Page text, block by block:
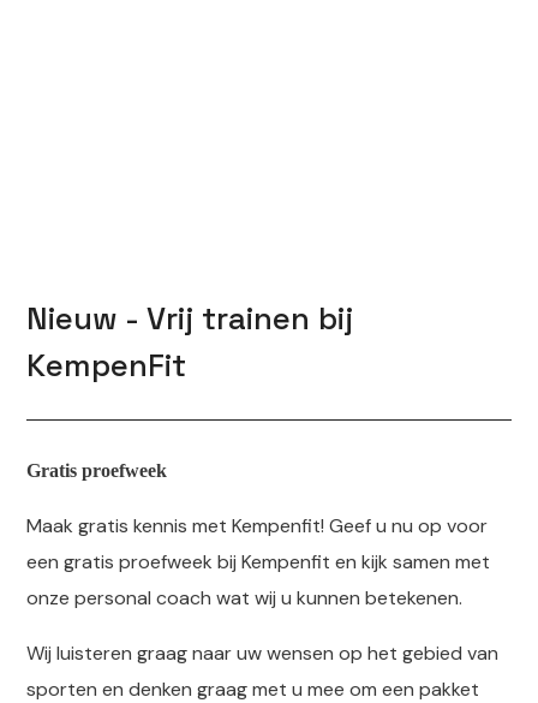
Nieuw - Vrij trainen bij
KempenFit
Gratis proefweek
Maak gratis kennis met Kempenfit! Geef u nu op voor
een gratis proefweek bij Kempenfit en kijk samen met
onze personal coach wat wij u kunnen betekenen.
Wij luisteren graag naar uw wensen op het gebied van
sporten en denken graag met u mee om een pakket